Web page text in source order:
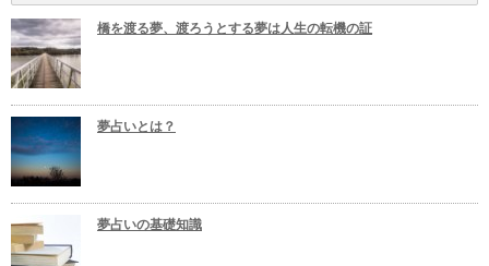
橋を渡る夢、渡ろうとする夢は人生の転機の証
夢占いとは？
夢占いの基礎知識